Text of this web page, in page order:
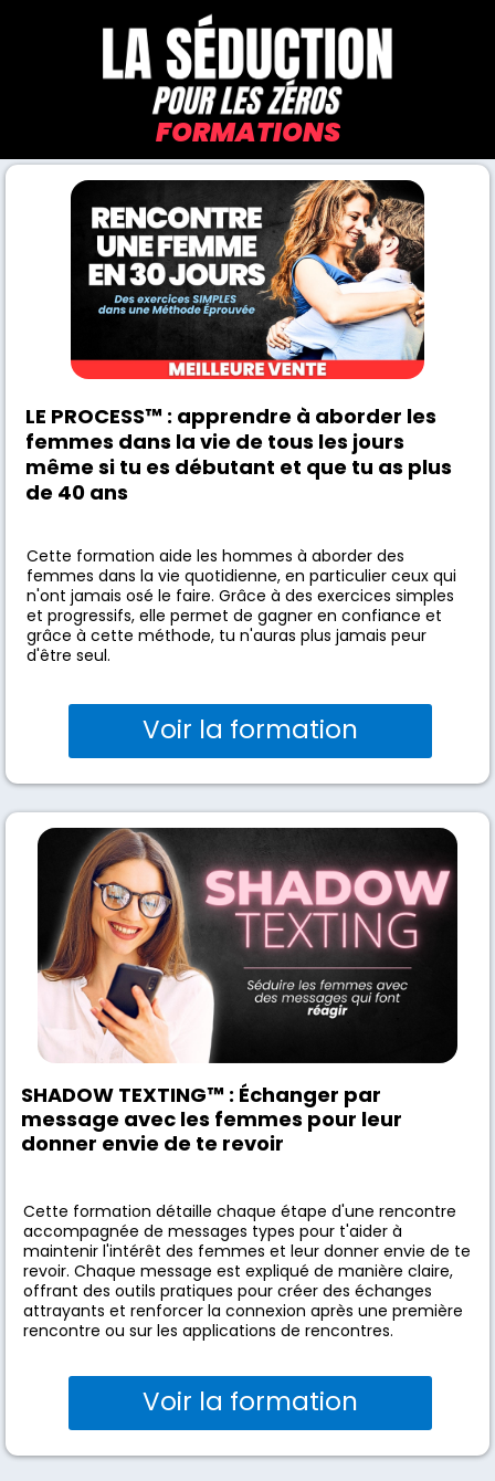
FORMATIONS
LE PROCESS™ : apprendre à aborder les
femmes dans la vie de tous les jours
même si tu es débutant et que tu as plus
de 40 ans
Cette formation aide les hommes à aborder des
femmes dans la vie quotidienne, en particulier ceux qui
n'ont jamais osé le faire. Grâce à des exercices simples
et progressifs, elle permet de gagner en confiance et
grâce à cette méthode, tu n'auras plus jamais peur
d'être seul.
Voir la formation
SHADOW TEXTING™ : Échanger par
message avec les femmes pour leur
donner envie de te revoir
Cette formation détaille chaque étape d'une rencontre
accompagnée de messages types pour t'aider à
maintenir l'intérêt des femmes et leur donner envie de te
revoir. Chaque message est expliqué de manière claire,
offrant des outils pratiques pour créer des échanges
attrayants et renforcer la connexion après une première
rencontre ou sur les applications de rencontres.
Voir la formation